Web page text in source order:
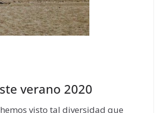
verano 2020
visto tal diversidad que